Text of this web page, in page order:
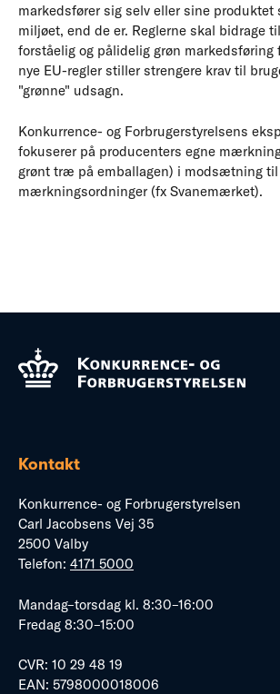
markedsfører sig selv eller sine produktet
miljøet, end de er. Reglerne skal bidrage
forståelig og pålidelig grøn markedsføring
nye EU-regler stiller strengere krav til
"grønne" udsagn.
Konkurrence- og Forbrugerstyrelsens
fokuserer på producenters egne
grønt træ på emballagen) i modsætning
mærkningsordninger (fx Svanemærket).
Kontakt
Konkurrence- og Forbrugerstyrelsen
Carl Jacobsens Vej 35
2500 Valby
Telefon: 4171 5000
Mandag–torsdag kl. 8:30–16:00
Fredag 8:30–15:00
CVR: 10 29 48 19
EAN: 5798000018006